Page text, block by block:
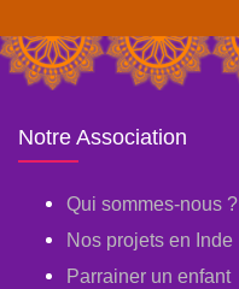
Notre Association
Qui sommes-nous ?
Nos projets en Inde
Parrainer un enfant